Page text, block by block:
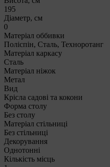
195
Діаметр, см
0
Матеріал оббивки
Поліспін, Сталь, Техноротанг
Матеріал каркасу
Сталь
Матеріал ніжок
Метал
Вид
Крісла садові та кокони
Форма столу
Без столу
Матеріал стільниці
Без стільниці
Декорування
Однотонні
Кількість місць